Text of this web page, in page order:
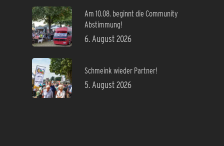
Am 10.08. beginnt die Community
Abstimmung!
6. August 2026
Schmeink wieder Partner!
5. August 2026